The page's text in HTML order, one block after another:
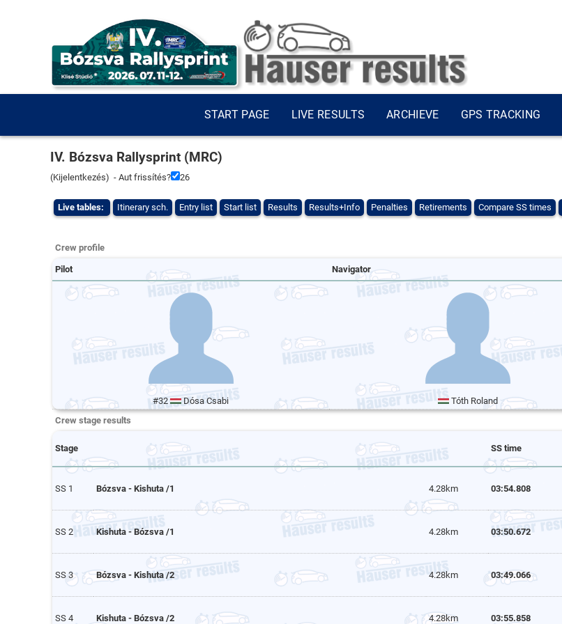
START PAGE LIVE RESULTS ARCHIEVE GPS TRACKING
IV. Bózsva Rallysprint (MRC)
(Kijelentkezés) - Aut frissítés? 26
Live tables: Itinerary sch. Entry list Start list Results Results+Info Penalties Retirements Compare SS times
Crew profile
Pilot Navigator
#32 Dósa Csabi Tóth Roland
Crew stage results
Stage SS time
SS 1 Bózsva - Kishuta /1 4.28km 03:54.808
SS 2 Kishuta - Bózsva /1 4.28km 03:50.672
SS 3 Bózsva - Kishuta /2 4.28km 03:49.066
SS 4 Kishuta - Bózsva /2 4.28km 03:55.858